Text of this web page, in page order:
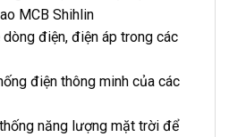
MCB Shihlin
điện, điện áp trong các
điện thông minh của các
năng lượng mặt trời để